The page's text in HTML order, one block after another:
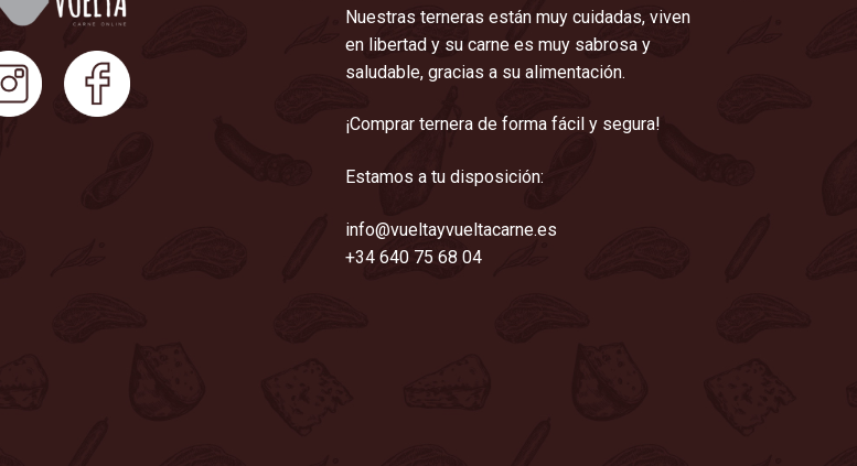
Nuestras terneras están muy cuidadas, viven
en libertad y su carne es muy sabrosa y
saludable, gracias a su alimentación.
¡Comprar ternera de forma fácil y segura!
Estamos a tu disposición:
info@vueltayvueltacarne.es
+34 640 75 68 04